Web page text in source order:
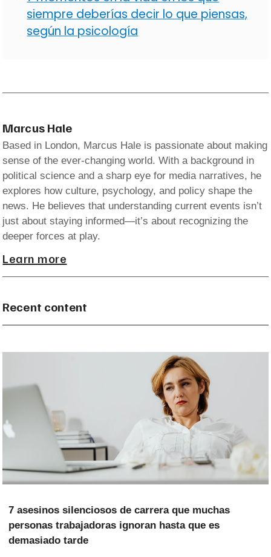
siempre deberías decir lo que piensas,
según la psicología
Marcus Hale
Based in London, Marcus Hale is passionate about making
sense of the ever-changing world. With a background in
political science and a sharp eye for media narratives, he
explores how culture, psychology, and policy shape the
news. He believes that understanding current events isn’t
just about staying informed—it’s about recognizing the
deeper forces at play.
Learn more
Recent content
7 asesinos silenciosos de carrera que muchas
personas trabajadoras ignoran hasta que es
demasiado tarde